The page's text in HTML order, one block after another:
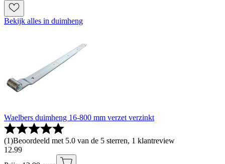
Bekijk alles in duimheng
Waelbers duimheng 16-800 mm verzet verzinkt
(1)Beoordeeld met 5.0 van de 5 sterren, 1 klantreview
12.99